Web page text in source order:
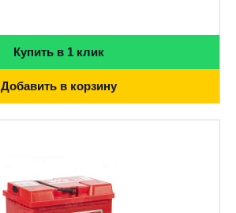
Купить в 1 клик
Добавить в корзину